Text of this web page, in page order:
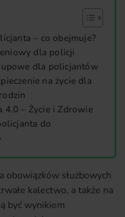
– co obejmuje?
dla policji
dla policjantów
na życie dla
4.0 – Życie i Zdrowie
do
obowiązków służbowych
kalectwo, a także na
być wynikiem